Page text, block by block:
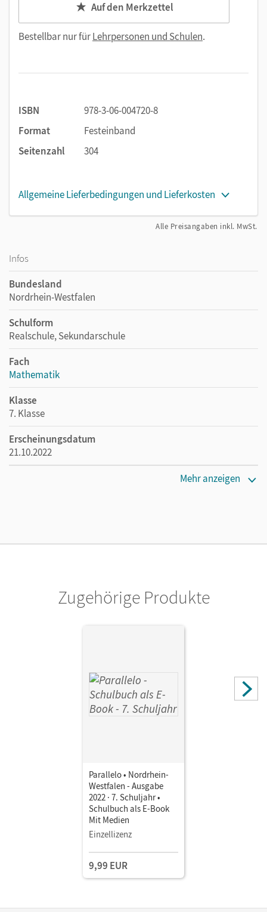
Auf den Merkzettel
Bestellbar nur fürLehrpersonen und Schulen.
ISBN
978-3-06-004720-8
Format
Festeinband
Seitenzahl
304
Allgemeine Lieferbedingungen und Lieferkosten
Alle Preisangaben inkl. MwSt.
Infos
Bundesland
Nordrhein-Westfalen
Schulform
Realschule, Sekundarschule
Fach
Mathematik
Klasse
7. Klasse
Erscheinungsdatum
21.10.2022
Mehr anzeigen
Zugehörige Produkte
Parallelo • Nordrhein-
Westfalen - Ausgabe
2022 · 7. Schuljahr •
Schulbuch als E-Book
Mit Medien
Einzellizenz
9,99 EUR